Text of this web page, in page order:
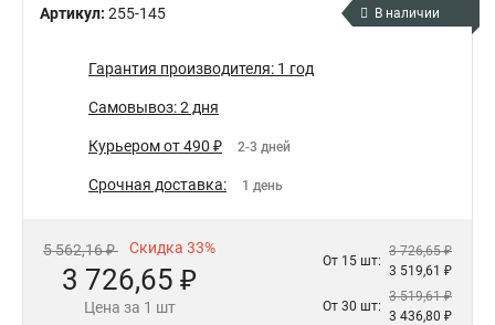
Артикул: 255-145 В наличии
Гарантия производителя: 1 год
Самовывоз: 2 дня
Курьером от 490 ₽ 2-3 дней
Срочная доставка: 1 день
5 562,16 ₽ Скидка 33%
3 726,65 ₽
Цена за 1 шт
От 15 шт:
3 726,65 ₽
3 519,61 ₽
От 30 шт:
3 519,61 ₽
3 436,80 ₽